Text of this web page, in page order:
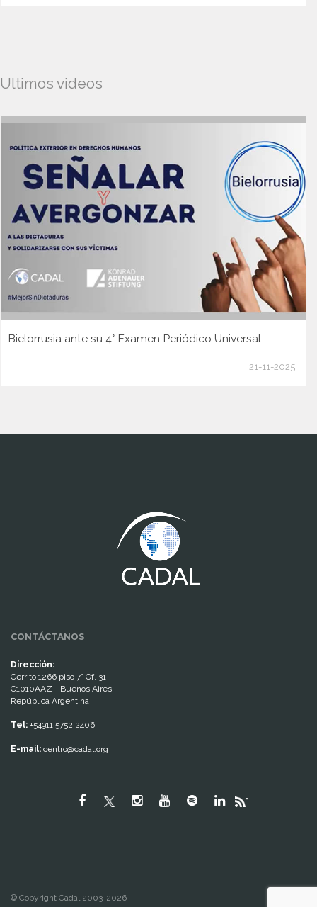
Ultimos videos
Bielorrusia ante su 4° Examen Periódico Universal
21-11-2025
CONTÁCTANOS
Dirección:
Cerrito 1266 piso 7° Of. 31
C1010AAZ - Buenos Aires
República Argentina
Tel: +54911 5752 2406
E-mail: centro@cadal.org
"
© Copyright Cadal 2003-2026